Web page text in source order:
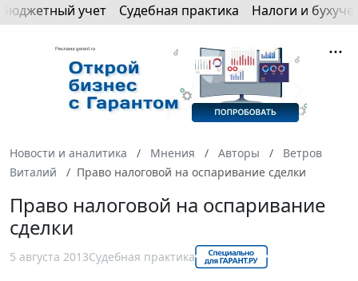
Бюджетный учет Судебная практика Налоги и
Новости и аналитика Мнения Авторы
Ветров
Виталий
Право налоговой на оспаривание сделки
Право налоговой на оспаривание
сделки
5 августа 2013Судебная практика